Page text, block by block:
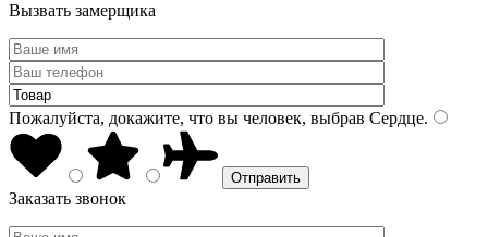
Вызвать замерщика
Пожалуйста, докажите, что вы человек, выбрав Сердце.
Заказать звонок